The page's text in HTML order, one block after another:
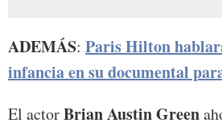
ADEMÁS: Paris Hilton
infancia en su documental
El actorBrian Austin Green